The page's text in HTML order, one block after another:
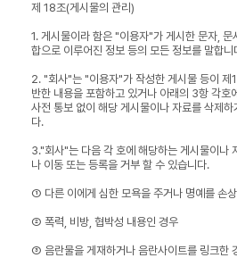
제 18조(게시물의 관리)
1. 게시물이라 함은 "이용자"가 게시한 문자,
합으로 이루어진 정보 등의 모든 정보를 말합니
2. "회사"는 "이용자"가 작성한 게시물 등이 제
반한 내용을 포함하고 있거나 아래의 3항 각호
사전 통보 없이 해당 게시물이나 자료를 삭제하
다.
3."회사"는 다음 각 호에 해당하는 게시물이나
나 이동 또는 등록을 거부 할 수 있습니다.
① 다른 이에게 심한 모욕을 주거나 명예를 손
② 폭력, 비방, 협박성 내용인 경우
③ 음란물을 게재하거나 음란사이트를 링크한